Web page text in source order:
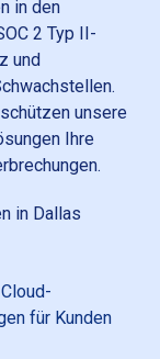
in den
2 Typ II-
und
unsere
Ihre
in Dallas
für Kunden